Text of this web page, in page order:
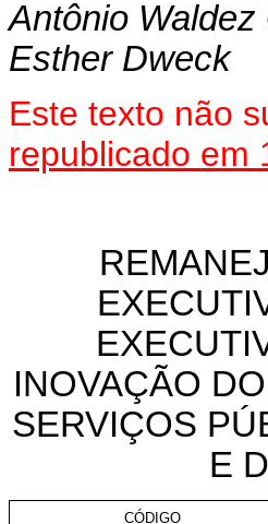
Antônio
Esther Dweck
Este texto não
republicado em
INOVAÇÃO
SERVIÇOS
E
CÓDIGO